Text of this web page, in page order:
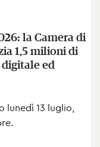
la Camera di
1,5 milioni di
digitale ed
lunedì 13 luglio,